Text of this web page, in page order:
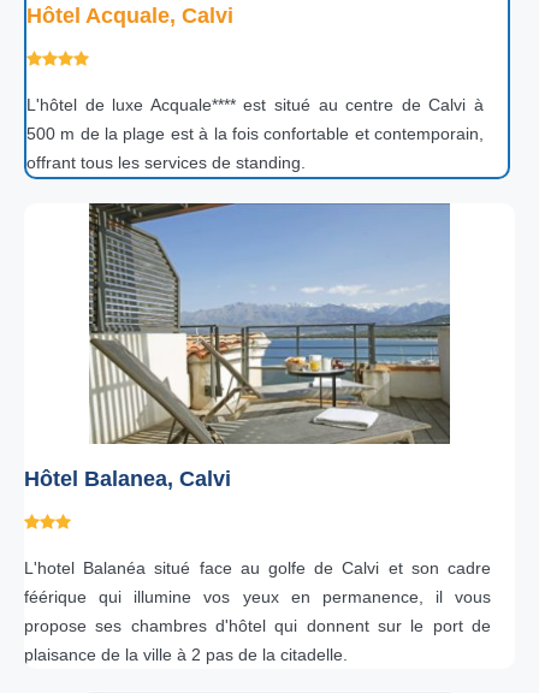
Hôtel Acquale, Calvi
L'hôtel de luxe Acquale**** est situé au centre de Calvi à
500 m de la plage est à la fois confortable et contemporain,
offrant tous les services de standing.
Hôtel Balanea, Calvi
L'hotel Balanéa situé face au golfe de Calvi et son cadre
féérique qui illumine vos yeux en permanence, il vous
propose ses chambres d'hôtel qui donnent sur le port de
plaisance de la ville à 2 pas de la citadelle.